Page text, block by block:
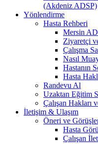
(Akdeniz ADSP)
Yönlendirme
Hasta Rehberi
Mersin
Ziyaretçi
Çalışma
Nasıl
Hastanın
Hasta
Randevu Al
Uzaktan Eğitim
Çalışan Hakları
İletişim & Ulaşım
Öneri ve
Hasta
Çalışan